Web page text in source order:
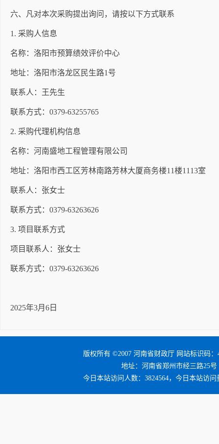
六、凡对本次采购提出询问，请按以下方式联系
1. 采购人信息
名称：洛阳市预算绩效评价中心
地址：洛阳市洛龙区民生路1号
联系人：王先生
联系方式： 0379-63255765
2. 采购代理机构信息
名称：河南盛地工程管理有限公司
地址：洛阳市西工区芳林南路芳林大厦商务楼11楼1113室
联系人：张女士
联系方式： 0379-63263626
3. 项目联系方式
项目联系人：张女士
联系方式： 0379-63263626
2025年3月6日
版权所有 ©2007 河南省财政厅 网站标识码：
地址：河南省郑州市经三路25号
今日本站访问人数：3824564，今日本站访问